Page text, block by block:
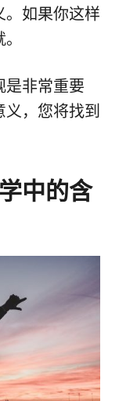
。如果你这样
是非常重要
，您将找到
中的含